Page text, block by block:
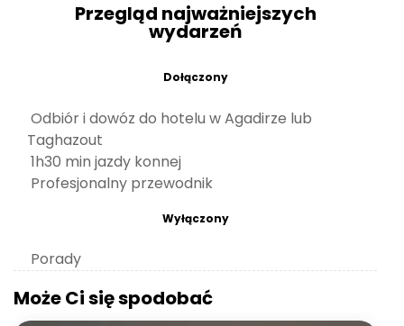
Przegląd najważniejszych
wydarzeń
Dołączony
Odbiór i dowóz do hotelu w Agadirze lub
Taghazout
1h30 min jazdy konnej
Profesjonalny przewodnik
Wyłączony
Porady
Może Ci się spodobać